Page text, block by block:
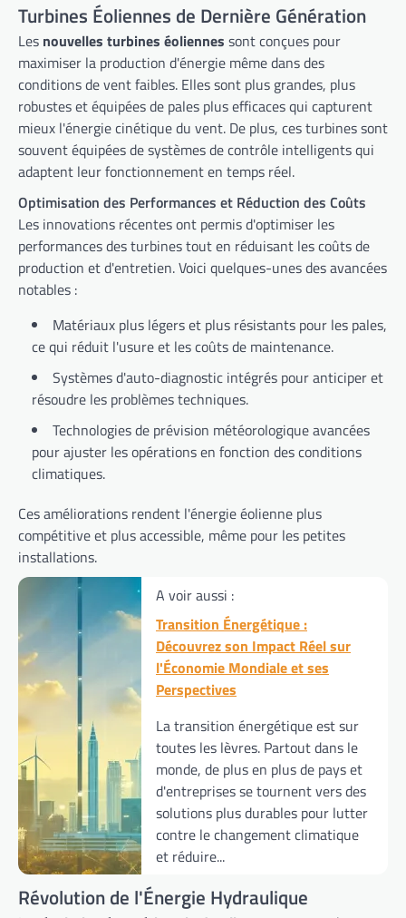
Turbines Éoliennes de Dernière Génération
Les nouvelles turbines éoliennes sont conçues pour
maximiser la production d'énergie même dans des
conditions de vent faibles. Elles sont plus grandes, plus
robustes et équipées de pales plus efficaces qui capturent
mieux l'énergie cinétique du vent. De plus, ces turbines sont
souvent équipées de systèmes de contrôle intelligents qui
adaptent leur fonctionnement en temps réel.
Optimisation des Performances et Réduction des Coûts
Les innovations récentes ont permis d'optimiser les
performances des turbines tout en réduisant les coûts de
production et d'entretien. Voici quelques-unes des avancées
notables :
Matériaux plus légers et plus résistants pour les pales,
ce qui réduit l'usure et les coûts de maintenance.
Systèmes d'auto-diagnostic intégrés pour anticiper et
résoudre les problèmes techniques.
Technologies de prévision météorologique avancées
pour ajuster les opérations en fonction des conditions
climatiques.
Ces améliorations rendent l'énergie éolienne plus
compétitive et plus accessible, même pour les petites
installations.
A voir aussi :
Transition Énergétique :
Découvrez son Impact Réel sur
l'Économie Mondiale et ses
Perspectives
La transition énergétique est sur
toutes les lèvres. Partout dans le
monde, de plus en plus de pays et
d'entreprises se tournent vers des
solutions plus durables pour lutter
contre le changement climatique
et réduire...
Révolution de l'Énergie Hydraulique